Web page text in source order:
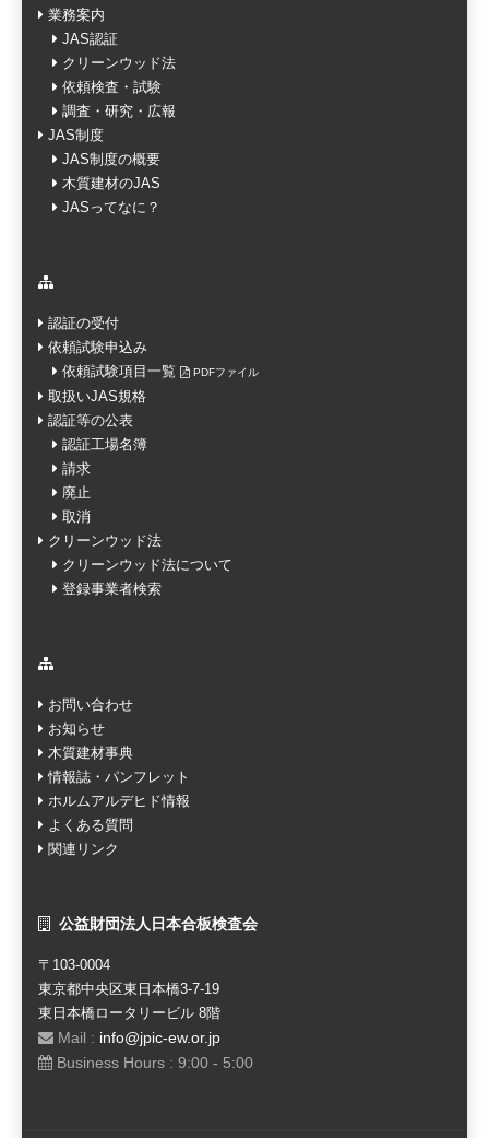
業務案内
JAS認証
クリーンウッド法
依頼検査・試験
調査・研究・広報
JAS制度
JAS制度の概要
木質建材のJAS
JASってなに？
認証の受付
依頼試験申込み
依頼試験項目一覧
PDFファイル
取扱いJAS規格
認証等の公表
認証工場名簿
請求
廃止
取消
クリーンウッド法
クリーンウッド法について
登録事業者検索
お問い合わせ
お知らせ
木質建材事典
情報誌・パンフレット
ホルムアルデヒド情報
よくある質問
関連リンク
公益財団法人日本合板検査会
〒103-0004
東京都中央区東日本橋3-7-19
東日本橋ロータリービル 8階
Mail : info@jpic-ew.or.jp
Business Hours : 9:00 - 5:00